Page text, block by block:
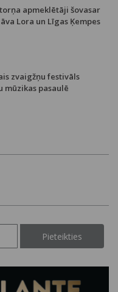
apmeklētāji šovasar
Lora un Līgas Ķempes
zvaigžņu festivāls
mūzikas pasaulē
Pieteikties